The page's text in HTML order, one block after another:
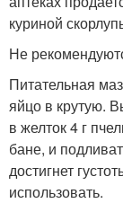
куриной
Не
Питательная
яйцо в крутую.
в желток 4 г
бане, и
достигнет
использовать.